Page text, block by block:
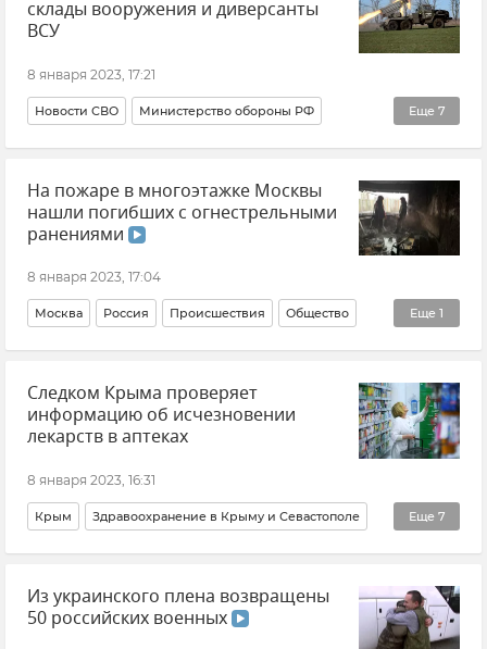
склады вооружения и диверсанты
ВСУ
8 января 2023, 17:21
Еще 7
Новости СВО Министерство обороны РФ
Вооруженные силы России
ВСУ (Вооруженные силы Украины) Армия и флот
Новости Донецкая Народная Республика (ДНР)
На пожаре в многоэтажке Москвы
нашли погибших с огнестрельными
ранениями
8 января 2023, 17:04
Еще 1
Москва Россия Происшествия Общество
Новости
Следком Крыма проверяет
информацию об исчезновении
лекарств в аптеках
8 января 2023, 16:31
Еще 7
Крым Здравоохранение в Крыму и Севастополе
ГСУ СК России по Крыму и Севастополю
СК РФ (Следственный комитет Российской Федерации)
Общество
Из украинского плена возвращены
50 российских военных